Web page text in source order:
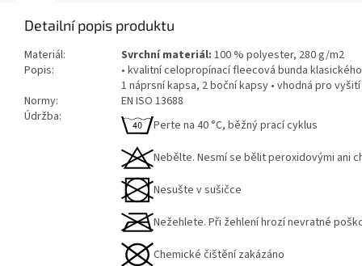
Detailní popis produktu
Materiál: Svrchní materiál: 100 % polyester, 280 g/m2
Popis:
• kvalitní celopropínací fleecová bunda
1 náprsní kapsa, 2 boční kapsy • vhodná pro
Normy:
EN ISO 13688
Údržba:
Perte na 40 °C, běžný prací cyklus
Nebělte. Nesmí se bělit peroxidovými ani
Nesušte v sušičce
Nežehlete. Při žehlení hrozí nevratné
Chemické čištění zakázáno